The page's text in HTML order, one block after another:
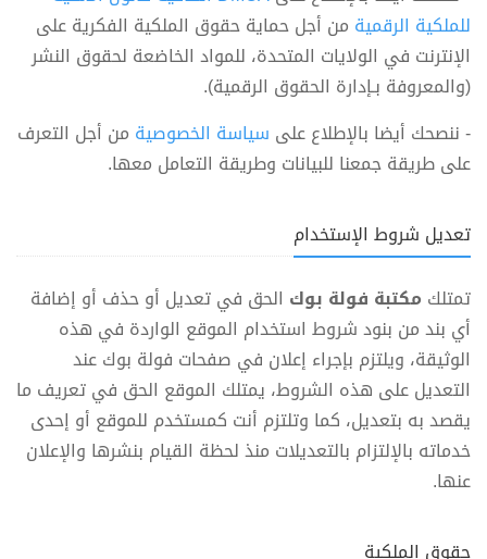
للملكية الرقمية من أجل حماية حقوق الملكية الفكرية على
الإنترنت في الولايات المتحدة، للمواد الخاضعة لحقوق النشر
(والمعروفة بـإدارة الحقوق الرقمية).
- ننصحك أيضا بالإطلاع على سياسة الخصوصية من أجل التعرف
على طريقة جمعنا للبيانات وطريقة التعامل معها.
تعديل شروط الإستخدام
تمتلك مكتبة فولة بوك الحق في تعديل أو حذف أو إضافة
أي بند من بنود شروط استخدام الموقع الواردة في هذه
الوثيقة، ويلتزم بإجراء إعلان في صفحات فولة بوك عند
التعديل على هذه الشروط، يمتلك الموقع الحق في تعريف ما
يقصد به بتعديل، كما وتلتزم أنت كمستخدم للموقع أو إحدى
خدماته بالإلتزام بالتعديلات منذ لحظة القيام بنشرها والإعلان
عنها.
حقوق الملكية